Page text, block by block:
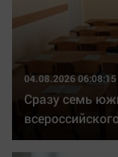
Технологии
Отраслевые темы
Hедвижимость
Образование
Автомобили
04.08.2026 06:08:15
Сразу семь